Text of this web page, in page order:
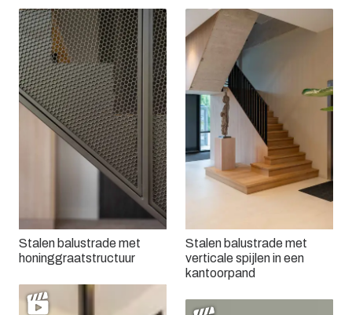
Stalen balustrade met
honinggraatstructuur
Stalen balustrade met
verticale spijlen in een
kantoorpand